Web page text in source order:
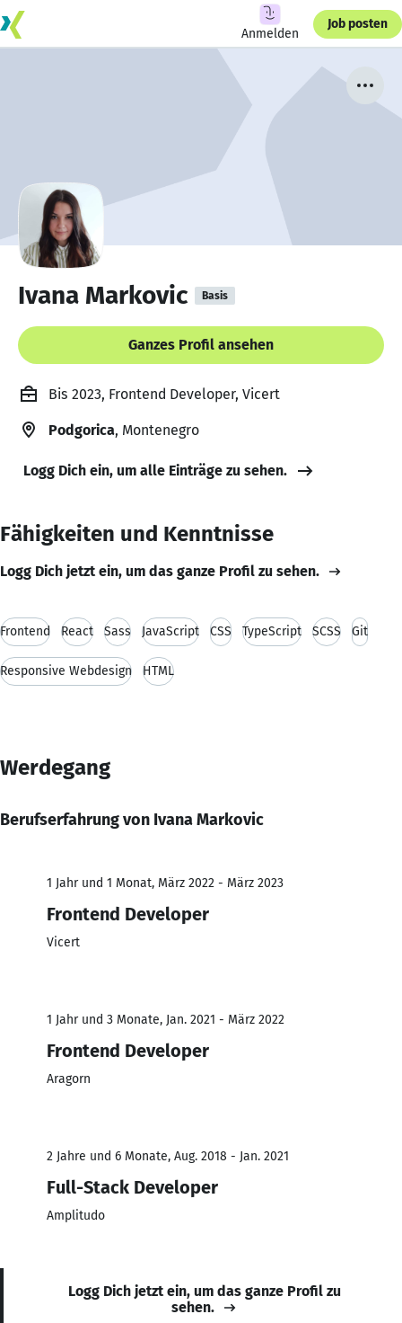
Anmelden
Job posten
Ivana Markovic Basis
Ganzes Profil ansehen
Bis 2023, Frontend Developer, Vicert
Podgorica, Montenegro
Logg Dich ein, um alle Einträge zu sehen.
Fähigkeiten und Kenntnisse
Logg Dich jetzt ein, um das ganze Profil zu sehen.
Frontend React Sass JavaScript CSS TypeScript SCSS Git
Responsive Webdesign HTML
Werdegang
Berufserfahrung von Ivana Markovic
1 Jahr und 1 Monat, März 2022 - März 2023
Frontend Developer
Vicert
1 Jahr und 3 Monate, Jan. 2021 - März 2022
Frontend Developer
Aragorn
2 Jahre und 6 Monate, Aug. 2018 - Jan. 2021
Full-Stack Developer
Amplitudo
Logg Dich jetzt ein, um das ganze Profil zu
sehen.